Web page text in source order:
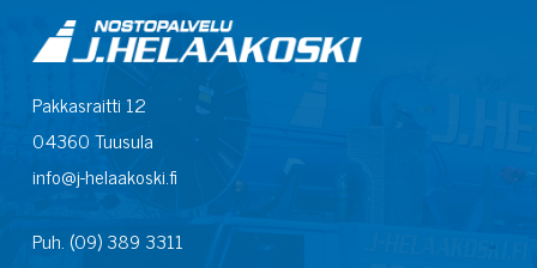
Pakkasraitti 12
04360 Tuusula
info@j-helaakoski.fi
Puh. (09) 389 3311